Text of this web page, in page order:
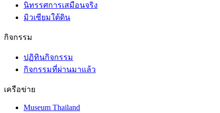
นิทรรศการเสมือนจริง
มิวเซียมใต้ดิน
กิจกรรม
ปฏิทินกิจกรรม
กิจกรรมที่ผ่านมาแล้ว
เครือข่าย
Museum Thailand